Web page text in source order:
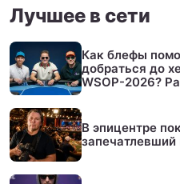
Лучшее в сети
Как блефы
добраться до
WSOP-2026?
В эпицентре